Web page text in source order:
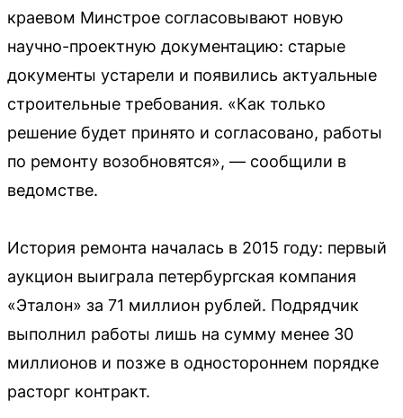
краевом Минстрое согласовывают новую
научно-проектную документацию: старые
документы устарели и появились актуальные
строительные требования. «Как только
решение будет принято и согласовано, работы
по ремонту возобновятся», — сообщили в
ведомстве.
История ремонта началась в 2015 году: первый
аукцион выиграла петербургская компания
«Эталон» за 71 миллион рублей. Подрядчик
выполнил работы лишь на сумму менее 30
миллионов и позже в одностороннем порядке
расторг контракт.